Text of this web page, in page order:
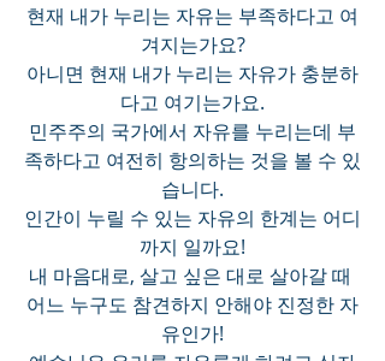
현재 내가 누리는 자유는 부족하다고 여
겨지는가요?
아니면 현재 내가 누리는 자유가 충분하
다고 여기는가요.
민주주의 국가에서 자유를 누리는데 부
족하다고 여전히 항의하는 것을 볼 수 있
습니다.
인간이 누릴 수 있는 자유의 한계는 어디
까지 일까요!
내 마음대로, 살고 싶은 대로 살아갈 때
어느 누구도 참견하지 안해야 진정한 자
유인가!